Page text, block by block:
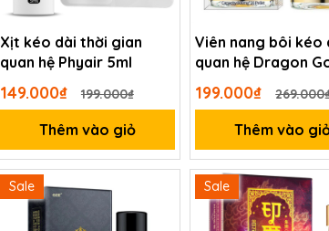
Xịt kéo dài thời gian
quan hệ Phyair 5ml
149.000₫ 199.000₫
Thêm vào giỏ
Viên nang bôi kéo
quan hệ Dragon
Cokelife
199.000₫
Thêm vào
Sale Sale